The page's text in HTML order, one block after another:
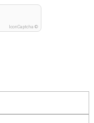
IconCaptcha ©